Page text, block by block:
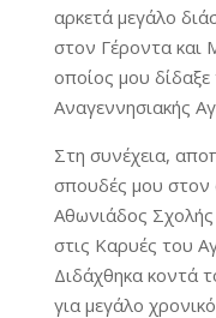
αρκετά μεγάλο
στον Γέροντα και
οποίος μου
Αναγεννησιακής
Στη συνέχεια,
σπουδές μου στον
Αθωνιάδος
στις Καρυές του
Διδάχθηκα κοντά
για μεγάλο